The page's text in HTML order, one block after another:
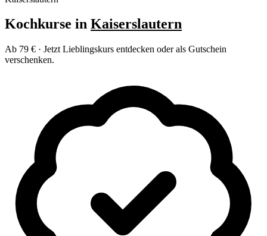
Kochkurse in Kaiserslautern
Ab 79 € · Jetzt Lieblingskurs entdecken oder als Gutschein
verschenken.